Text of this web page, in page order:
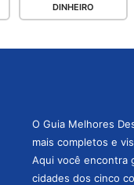
DINHEIRO
O Guia Melhores
mais completos e
Aqui você encontra
cidades dos cinco